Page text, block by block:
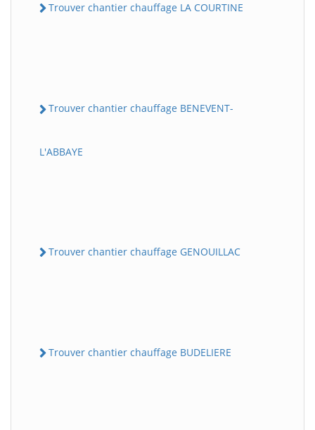
Trouver chantier chauffage LA COURTINE
Trouver chantier chauffage BENEVENT-
L'ABBAYE
Trouver chantier chauffage GENOUILLAC
Trouver chantier chauffage BUDELIERE